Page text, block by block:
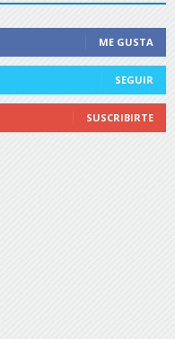
ME GUSTA
SEGUIR
SUSCRIBIRTE